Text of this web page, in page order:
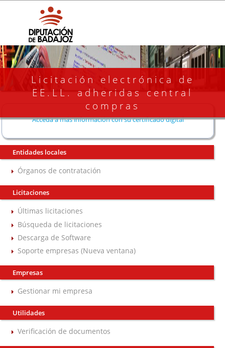
Licitación electrónica de
EE.LL. adheridas central
compras
Acceda a más información con su certificado digital
Entidades locales
Órganos de contratación
Licitaciones
Últimas licitaciones
Búsqueda de licitaciones
Descarga de Software
Soporte empresas (Nueva ventana)
Empresas
Gestionar mi empresa
Utilidades
Verificación de documentos